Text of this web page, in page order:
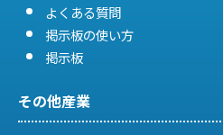
よくある質問
掲示板の使い方
掲示板
その他産業